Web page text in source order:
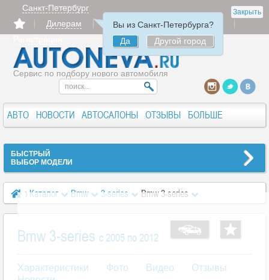
Закрыть
Санкт-Петербург
Вы из Санкт-Петербурга?
Да
Другой город
Дилерам Продать
Авторизация
Сервис по подбору нового автомобиля
АВТО НОВОСТИ АВТОСАЛОНЫ ОТЗЫВЫ БОЛЬШЕ
БЫСТРЫЙ
ВЫБОР МОДЕЛИ
Каталог Bmw 3-series Bmw 3-series
Bmw 3-series c 2005 по 2012
Характеристики Фото Видео
Отзывы